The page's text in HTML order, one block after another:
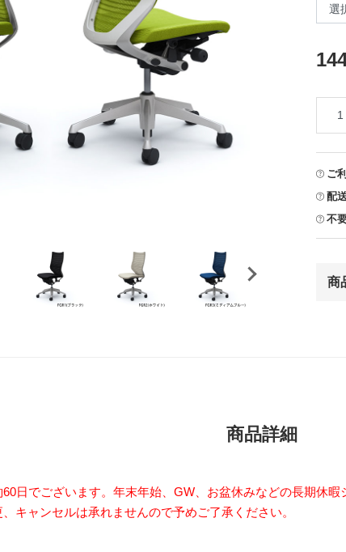
ご
配
不
商
商品詳細
日でございます。年末年始、GW、お盆休みなどの長期休暇
キャンセルは承れませんので予めご了承ください。